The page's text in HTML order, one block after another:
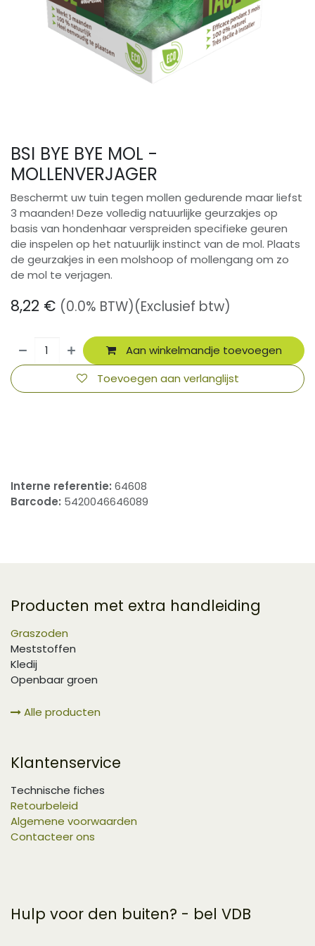
BSI BYE BYE MOL -
MOLLENVERJAGER
Beschermt uw tuin tegen mollen gedurende maar liefst
3 maanden! Deze volledig natuurlijke geurzakjes op
basis van hondenhaar verspreiden specifieke geuren
die inspelen op het natuurlijk instinct van de mol. Plaats
de geurzakjes in een molshoop of mollengang om zo
de mol te verjagen.
8,22 € (0.0% BTW)(Exclusief btw)
Aan winkelmandje toevoegen
Toevoegen aan verlanglijst
Interne referentie: 64608
Barcode: 5420046646089
Producten met extra handleiding
Graszoden
Meststoffen
Kledij
Openbaar groen
Alle producten
Klantenservice
Technische fiches
Retourbeleid
Algemene voorwaarden
Contacteer ons
Hulp voor den buiten? - bel VDB